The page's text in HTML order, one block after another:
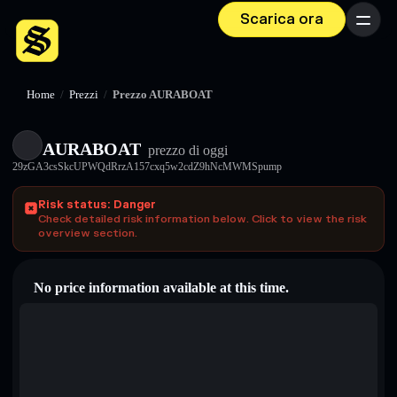
Scarica ora Menu
Home / Prezzi / Prezzo AURABOAT
AURABOAT prezzo di oggi
29zGA3csSkcUPWQdRrzA157cxq5w2cdZ9hNcMWMSpump
Risk status: Danger
Check detailed risk information below. Click to view the risk
overview section.
No price information available at this time.